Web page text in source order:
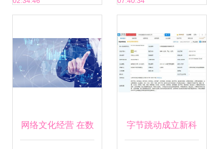
网络文化经营 在数 字节跳动成立新科